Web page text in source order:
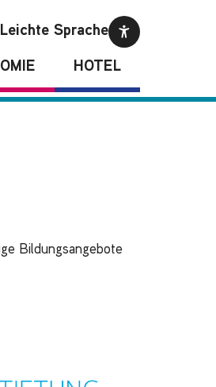
Leichte Sprache
HOTEL
Bildungsangebote